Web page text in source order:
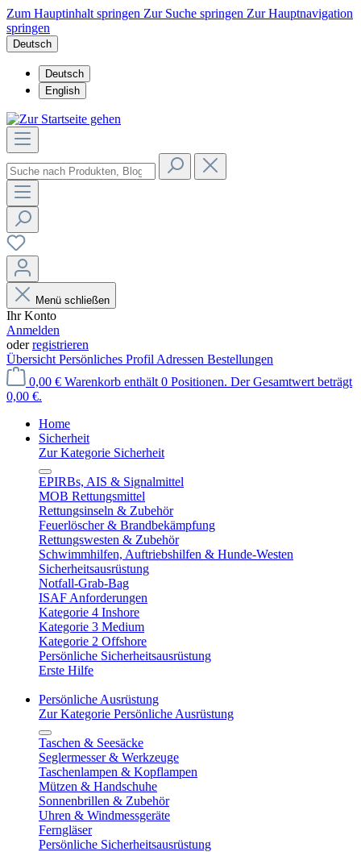
Zum Hauptinhalt springen Zur Suche springen Zur Hauptnavigation
springen
Deutsch
Deutsch
English
Menü schließen
Ihr Konto
Anmelden
oderregistrieren
Übersicht Persönliches Profil Adressen Bestellungen
0,00 € Warenkorb enthält 0 Positionen. Der Gesamtwert beträgt
0,00 €.
Home
Sicherheit
Zur Kategorie Sicherheit
EPIRBs, AIS & Signalmittel
MOB Rettungsmittel
Rettungsinseln & Zubehör
Feuerlöscher & Brandbekämpfung
Rettungswesten & Zubehör
Schwimmhilfen, Auftriebshilfen & Hunde-Westen
Sicherheitsausrüstung
Notfall-Grab-Bag
ISAF Anforderungen
Kategorie 4 Inshore
Kategorie 3 Medium
Kategorie 2 Offshore
Persönliche Sicherheitsausrüstung
Erste Hilfe
Persönliche Ausrüstung
Zur Kategorie Persönliche Ausrüstung
Taschen & Seesäcke
Seglermesser & Werkzeuge
Taschenlampen & Kopflampen
Mützen & Handschuhe
Sonnenbrillen & Zubehör
Uhren & Windmessgeräte
Ferngläser
Persönliche Sicherheitsausrüstung